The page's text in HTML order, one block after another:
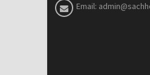
Email: